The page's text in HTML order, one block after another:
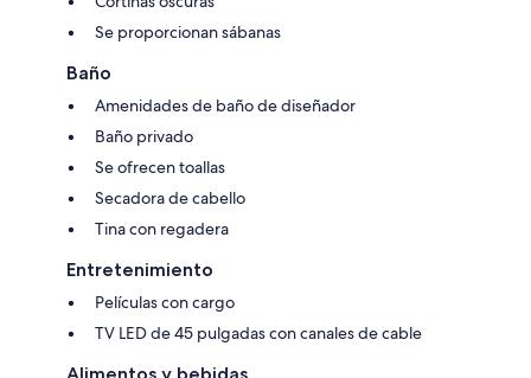
Se proporcionan sábanas
Baño
Amenidades de baño de diseñador
Baño privado
Se ofrecen toallas
Secadora de cabello
Tina con regadera
Entretenimiento
Películas con cargo
TV LED de 45 pulgadas con canales de cable